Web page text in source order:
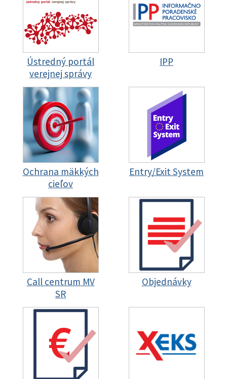
Ústredný portál
verejnej správy
IPP
Ochrana mäkkých
cieľov
Entry/Exit System
Call centrum MV
SR
Objednávky